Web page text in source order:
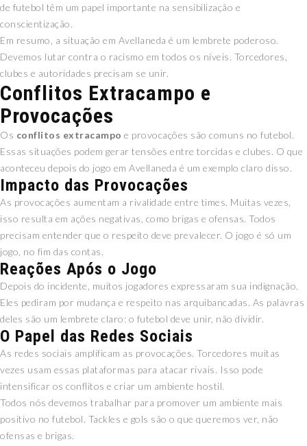
de futebol têm um papel importante na sensibilização e
conscientização.
Em resumo, a situação em Avellaneda é um lembrete poderoso.
Devemos lutar contra o racismo em todos os níveis. Torcedores,
clubes e autoridades precisam se unir.
Conflitos Extracampo e
Provocações
Os conflitos extracampo e provocações são comuns no futebol.
Essas situações podem gerar tensões entre torcidas e clubes. O que
aconteceu depois do jogo em Avellaneda é um exemplo claro disso.
Impacto das Provocações
As provocações aumentam a rivalidade entre times. Muitas vezes,
isso resulta em ações negativas, como brigas e ofensas. Todos
precisam entender que o respeito deve prevalecer. O jogo é só um
jogo, no fim das contas.
Reações Após o Jogo
Depois do incidente, muitos jogadores expressaram sua indignação.
Eles pediram por mudança e respeito nas arquibancadas. As palavras
deles são um lembrete claro: o futebol deve unir, não dividir.
O Papel das Redes Sociais
As redes sociais amplificam as provocações. Torcedores muitas
vezes usam essas plataformas para atacar rivais. Isso pode
intensificar os conflitos e criar um ambiente hostil.
Todos nós devemos trabalhar para promover um ambiente mais
positivo no futebol. Tackles e gols são o que queremos ver, não
ofensas e brigas.